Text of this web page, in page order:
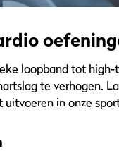
loopband tot
te verhogen.
in onze